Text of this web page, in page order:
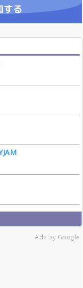
Ads by Google